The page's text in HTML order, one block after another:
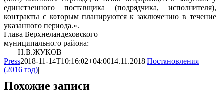
единственного поставщика (подрядчика, исполнителя),
контракты с которым планируются к заключению в течение
указанного периода.».
Глава Верхнеландеховского
муниципального района:
Н.В.ЖУКОВ
Press2018-11-14T10:16:02+04:0014.11.2018|Постановления
(2016 год)|
Похожие записи